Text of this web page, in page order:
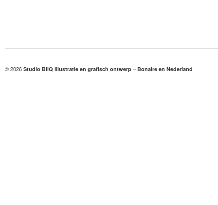
© 2026 Studio BliQ illustratie en grafisch ontwerp – Bonaire en Nederland